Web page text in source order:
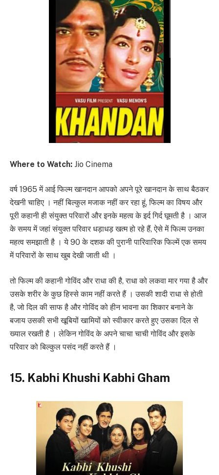
Where to Watch: Jio Cinema
वर्ष 1965 में आई फिल्म खानदान आपको अपने पूरे खानदान के साथ बैठकर
देखनी चाहिए । नहीं बिल्कुल मजाक नहीं कर रहा हूं, फिल्म का विषय और
पूरी कहानी ही संयुक्त परिवारों और इनके महत्व के इर्द गिर्द घूमती है । आज
के समय में जहां संयुक्त परिवार धड़ाधड़ खत्म हो रहे हैं, ऐसे में फिल्म उनका
महत्व समझाती है । ये 90 के दशक की पुरानी पारिवारिक फिल्में एक समय
में परिवारों के साथ खुब देखी जाती थी ।
तो फिल्म की कहानी गोविंद और राधा की है, राधा को लकवा मार गया है और
उसके शरीर के कुछ हिस्से काम नहीं करते हैं । उसकी शादी राधा से होती
है, जो दिल की साफ है और गोविंद को हीन भावना का शिकार बनाने के
बजाय उसकी सभी खूबियों खामियों को स्वीकार करते हुए उसका दिल से
ख्याल रखती है । लेकिन गोविंद के अपने चाचा चाची गोविंद और इसके
परिवार को बिल्कुल पसंद नहीं करते हैं ।
15. Kabhi Khushi Kabhi Gham